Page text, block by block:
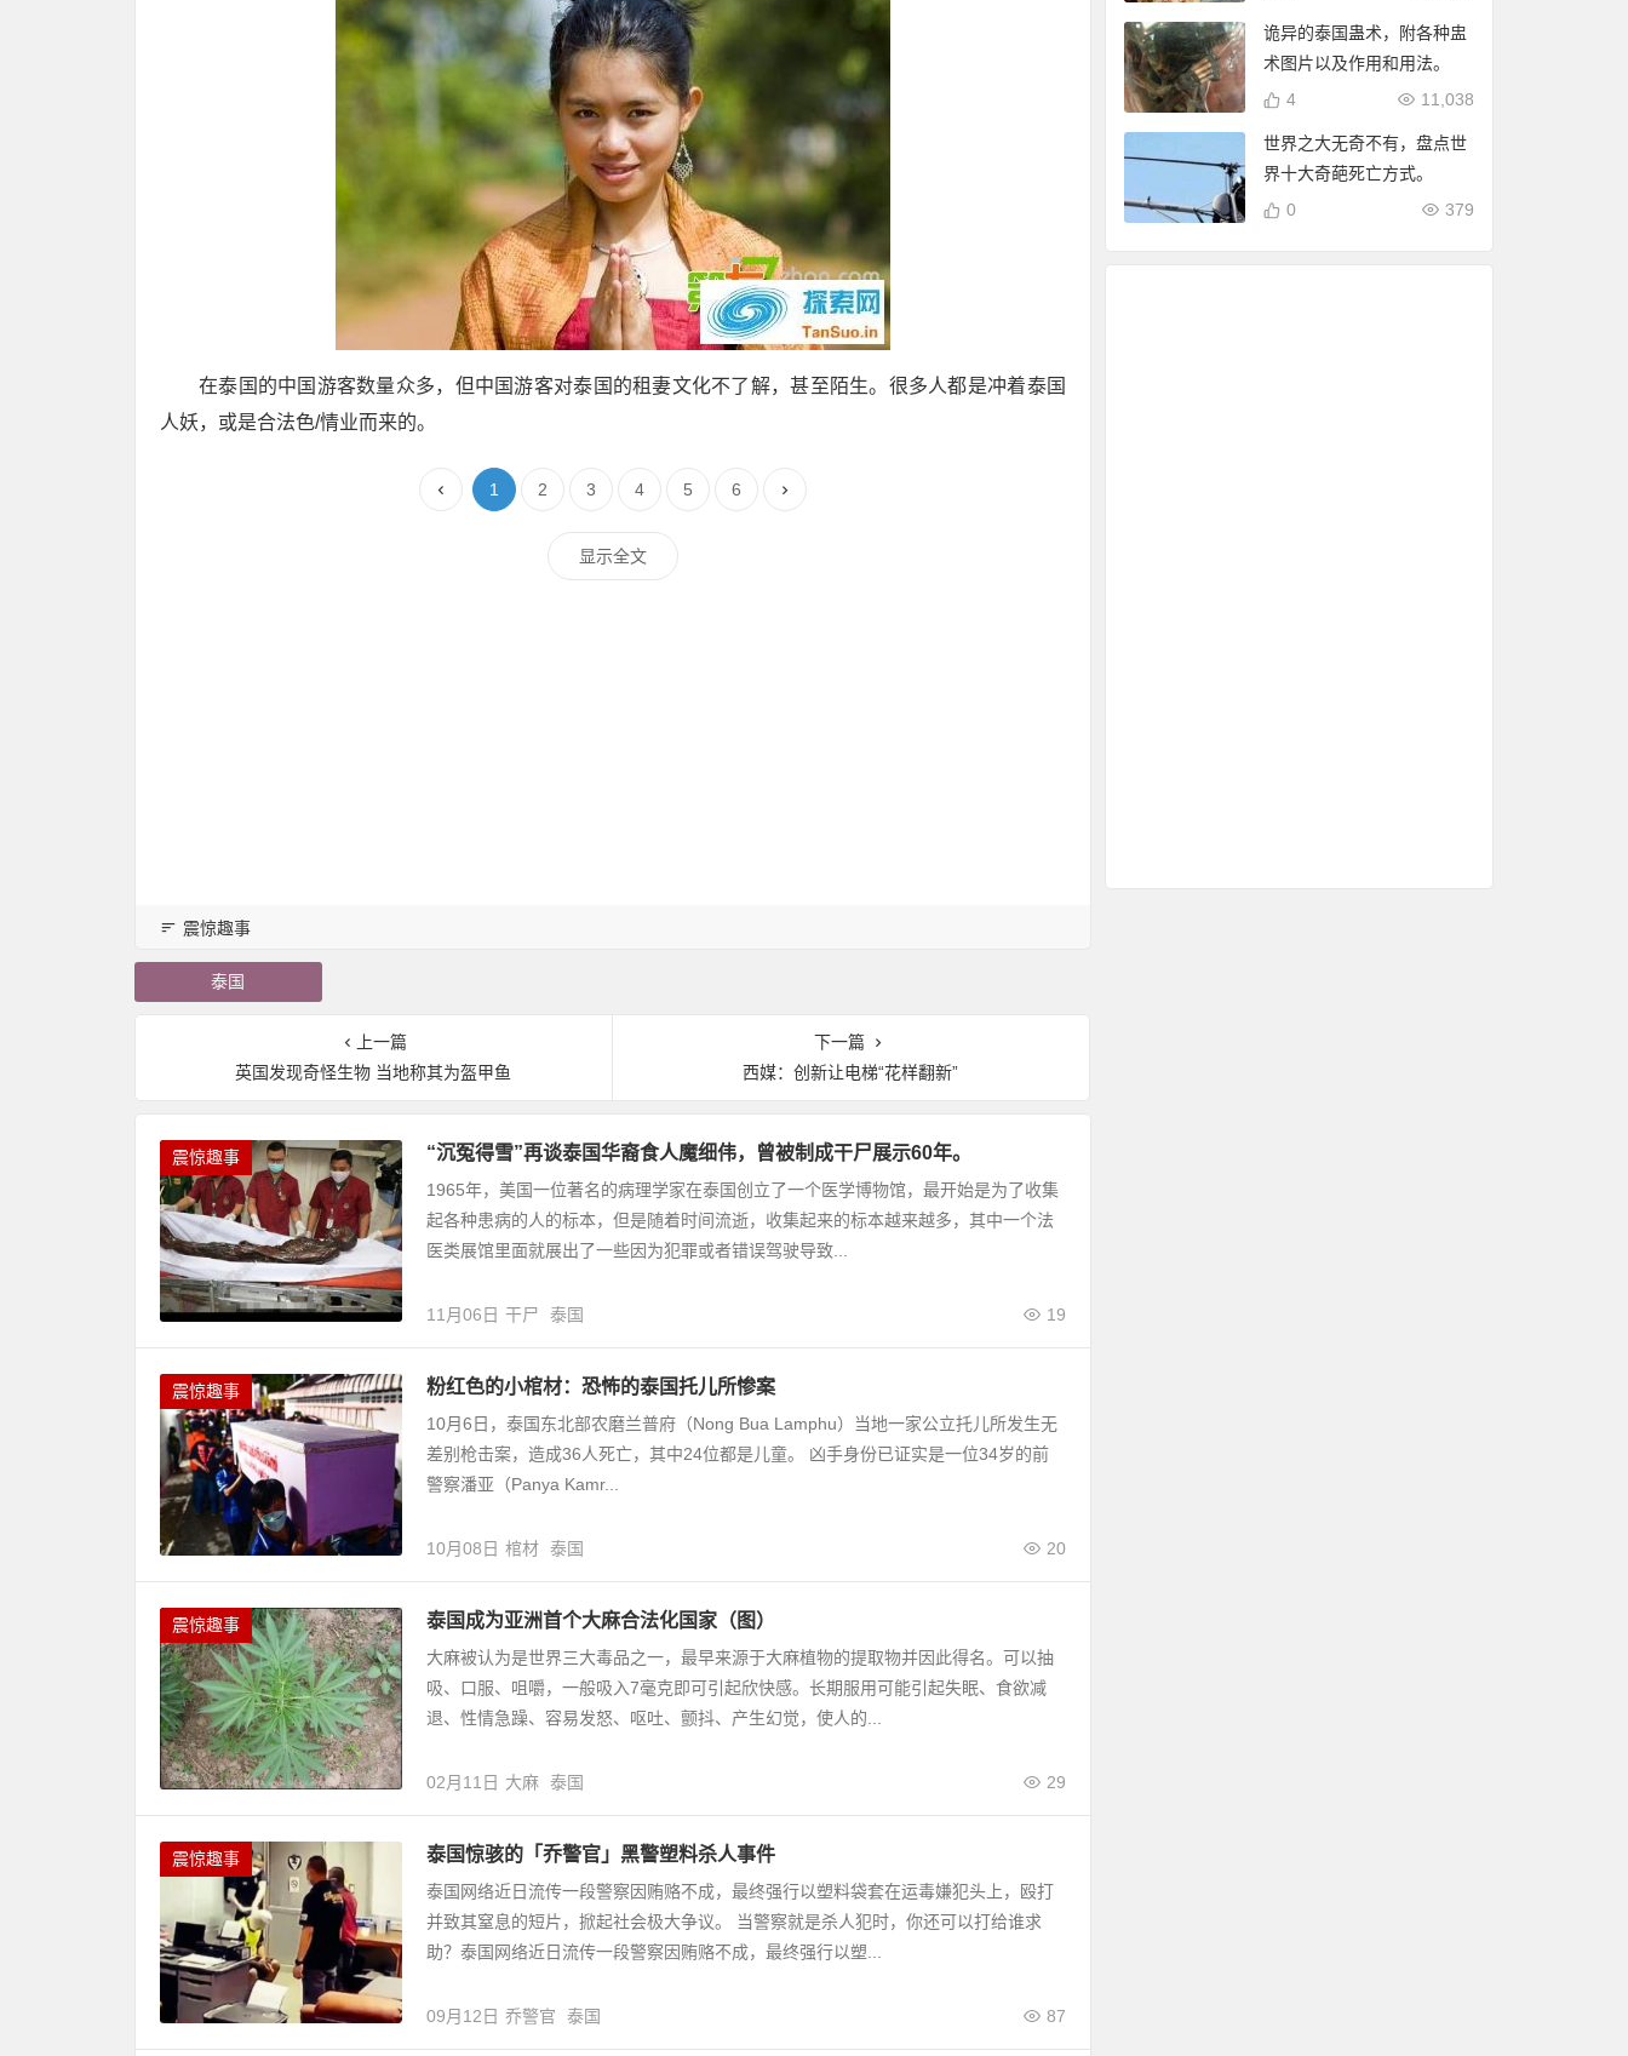
在泰国的中国游客数量众多，但中国游客对泰国的租妻文化不了解，甚至陌生。很多人都是冲着泰国
人妖，或是合法色/情业而来的。
1 2 3 4 5 6
显示全文
震惊趣事
泰国
上一篇
英国发现奇怪生物 当地称其为盔甲鱼
下一篇
西媒：创新让电梯“花样翻新”
震惊趣事 “沉冤得雪”再谈泰国华裔食人魔细伟，曾被制成干尸展示60年。
1965年，美国一位著名的病理学家在泰国创立了一个医学博物馆，最开始是为了收集
起各种患病的人的标本，但是随着时间流逝，收集起来的标本越来越多，其中一个法
医类展馆里面就展出了一些因为犯罪或者错误驾驶导致...
11月06日 19
干尸 泰国
震惊趣事 粉红色的小棺材：恐怖的泰国托儿所惨案
10月6日，泰国东北部农磨兰普府（Nong Bua Lamphu）当地一家公立托儿所发生无
差别枪击案，造成36人死亡，其中24位都是儿童。 凶手身份已证实是一位34岁的前
警察潘亚（Panya Kamr...
10月08日 20
棺材 泰国
震惊趣事 泰国成为亚洲首个大麻合法化国家（图）
大麻被认为是世界三大毒品之一，最早来源于大麻植物的提取物并因此得名。可以抽
吸、口服、咀嚼，一般吸入7毫克即可引起欣快感。长期服用可能引起失眠、食欲减
退、性情急躁、容易发怒、呕吐、颤抖、产生幻觉，使人的...
02月11日 29
大麻 泰国
震惊趣事 泰国惊骇的「乔警官」黑警塑料杀人事件
泰国网络近日流传一段警察因贿赂不成，最终强行以塑料袋套在运毒嫌犯头上，殴打
并致其窒息的短片，掀起社会极大争议。 当警察就是杀人犯时，你还可以打给谁求
助？泰国网络近日流传一段警察因贿赂不成，最终强行以塑...
09月12日 87
乔警官 泰国
诡异的泰国蛊术，附各种盅
术图片以及作用和用法。
11,038
4
世界之大无奇不有，盘点世
界十大奇葩死亡方式。
379
0